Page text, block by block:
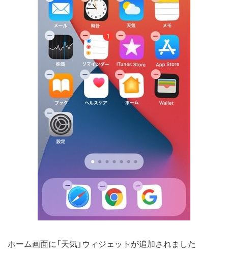
ホーム画面に「天気」ウィジェットが追加されました